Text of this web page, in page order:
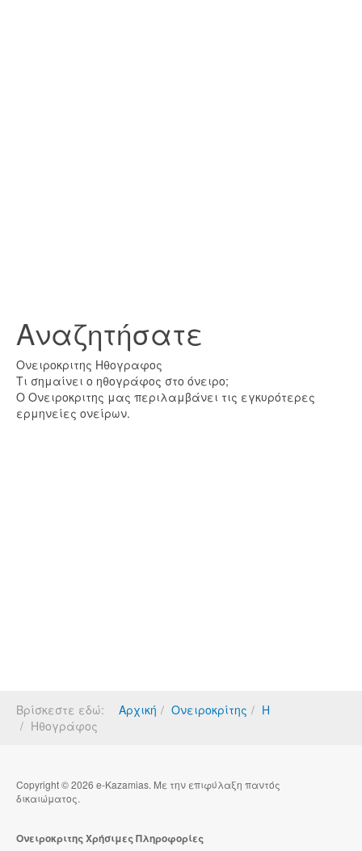
Αναζητήσατε
Ονειροκριτης Ηθογραφος
Τι σημαίνει ο ηθογράφος στο όνειρο;
Ο Ονειροκριτης μας περιλαμβάνει τις εγκυρότερες
ερμηνείες ονείρων.
Βρίσκεστε εδώ: Αρχική Ονειροκρίτης
Η
Ηθογράφος
Copyright © 2026 e-Kazamias. Με την επιφύλαξη παντός
δικαιώματος.
Ονειροκριτης Χρήσιμες Πληροφορίες